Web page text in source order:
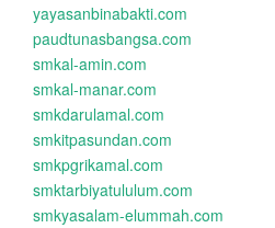
yayasanbinabakti.com
paudtunasbangsa.com
smkal-amin.com
smkal-manar.com
smkdarulamal.com
smkitpasundan.com
smkpgrikamal.com
smktarbiyatululum.com
smkyasalam-elummah.com